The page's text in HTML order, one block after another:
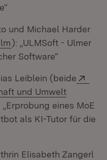
und Michael Harder
(Öffnet in neuem
): „ULMSoft - Ulmer
Software“
Leiblein (beide
und Umwelt
in neuem Fenster)
„Erprobung eines MoE
als KI-Tutor für die
Elisabeth Zangerl